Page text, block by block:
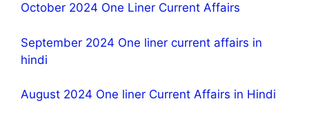
October 2024 One Liner Current Affairs
September 2024 One liner current affairs in
hindi
August 2024 One liner Current Affairs in Hindi